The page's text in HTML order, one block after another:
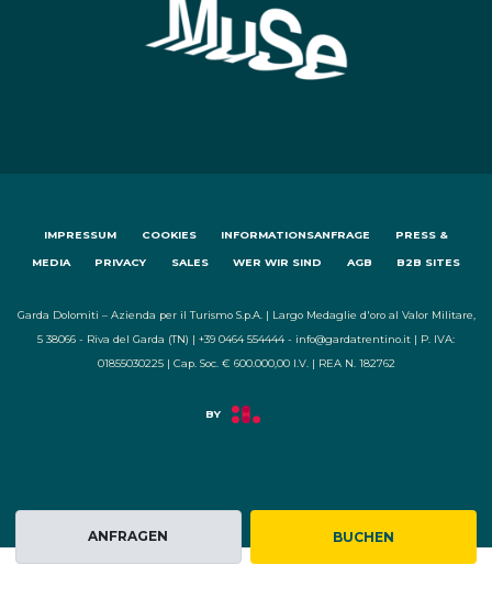
ANFRAGEN BUCHEN
IMPRESSUM COOKIES INFORMATIONSANFRAGE PRESS &
MEDIA PRIVACY SALES WER WIR SIND AGB B2B SITES
Garda Dolomiti – Azienda per il Turismo S.p.A. | Largo Medaglie d'oro al Valor Militare,
5 38066 - Riva del Garda (TN) | +39 0464 554444 - info@gardatrentino.it | P. IVA:
01855030225 | Cap. Soc. € 600.000,00 I.V. | REA N. 182762